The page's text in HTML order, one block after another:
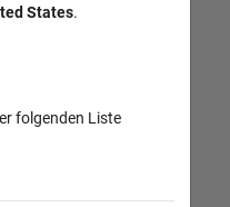
States.
folgenden Liste